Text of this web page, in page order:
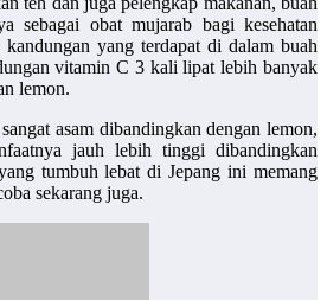
sebagai obat mujarab bagi kesehatan
kandungan yang terdapat di dalam buah
vitamin C 3 kali lipat lebih banyak
lemon.
asam dibandingkan dengan lemon,
jauh lebih tinggi dibandingkan
tumbuh lebat di Jepang ini memang
sekarang juga.